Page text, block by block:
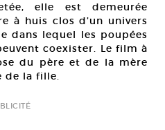
elle est demeurée
à huis clos d’un univers
dans lequel les poupées
coexister. Le film à
du père et de la mère
de la fille.